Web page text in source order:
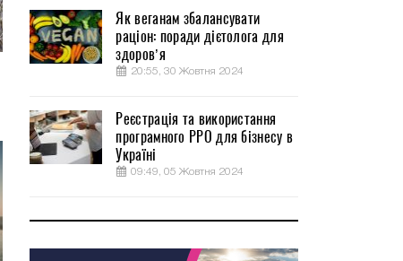
Як веганам збалансувати
раціон: поради дієтолога для
здоров’я
20:55, 30 Жовтня 2024
Реєстрація та використання
програмного РРО для бізнесу в
Україні
09:49, 05 Жовтня 2024